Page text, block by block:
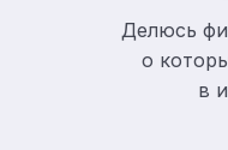
Делюсь
о
в